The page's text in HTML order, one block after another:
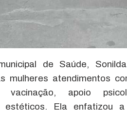
de Saúde,
mulheres atendimentos
vacinação, apoio
estéticos. Ela enfatizou